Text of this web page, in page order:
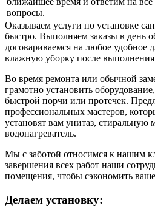
вопросы.
Оказываем услуги по установке
быстро. Выполняем заказы в день
договариваемся на любое удобное
влажную уборку после выполнения
Во время ремонта или обычной
грамотно установить
быстрой порчи или протечек.
профессиональных мастеров,
установят вам унитаз,
водонагреватель.
Мы с заботой относимся к нашим
завершения всех работ наши
помещения, чтобы сэкономить
Делаем установку: